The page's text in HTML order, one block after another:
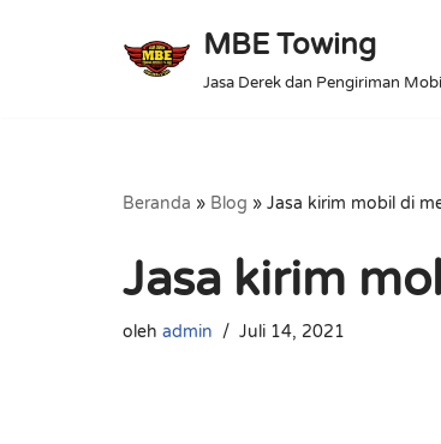
MBE Towing
Jasa Derek dan Pengiriman
Beranda » Blog » Jasa kirim mobil di
Jasa kirim
oleh admin Juli 14, 2021